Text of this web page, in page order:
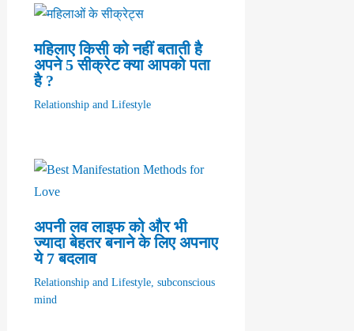
महिलाए किसी को नहीं बताती है
अपने 5 सीक्रेट क्या आपको पता
है ?
Relationship and Lifestyle
अपनी लव लाइफ को और भी
ज्यादा बेहतर बनाने के लिए अपनाए
ये 7 बदलाव
Relationship and Lifestyle, subconscious
mind